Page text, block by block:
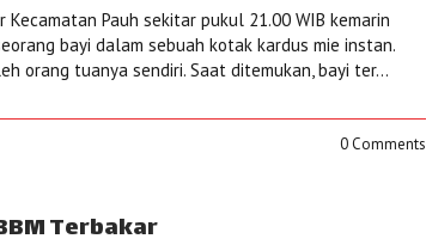
Kecamatan Pauh sekitar pukul 21.00 WIB kemarin
bayi dalam sebuah kotak kardus mie instan.
orang tuanya sendiri. Saat ditemukan, bayi ter...
0 Comments
Terbakar